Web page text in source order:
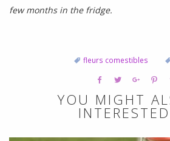
few months in the fridge.
fleurs comestibles
YOU MIGHT